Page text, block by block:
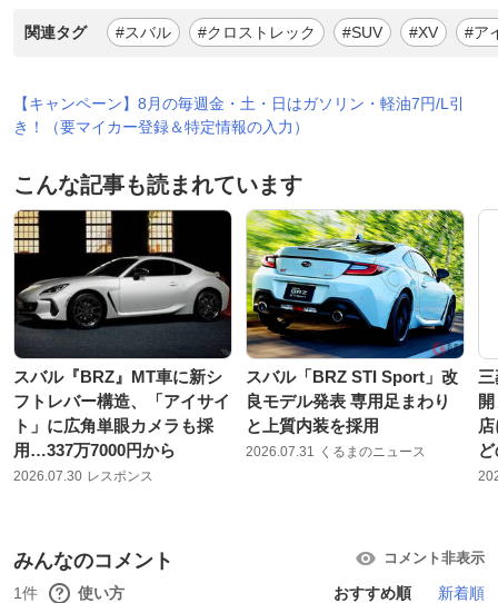
関連タグ #スバル #クロストレック #SUV #XV #ア
【キャンペーン】8月の毎週金・土・日はガソリン・軽油7円/L引
き！（要マイカー登録＆特定情報の入力）
こんな記事も読まれています
スバル『BRZ』MT車に新シ
フトレバー構造、「アイサイ
ト」に広角単眼カメラも採
用…337万7000円から
2026.07.30 レスポンス
スバル「BRZ STI Sport」改
良モデル発表 専用足まわり
と上質内装を採用
2026.07.31 くるまのニュース
みんなのコメント コメント非表示
1件 使い方 おすすめ順 新着順